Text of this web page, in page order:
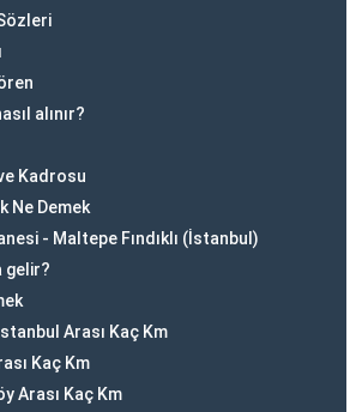
alınır?
Kadrosu
Ne Demek
- Maltepe Fındıklı (İstanbul)
gelir?
Arası Kaç Km
Kaç Km
Arası Kaç Km